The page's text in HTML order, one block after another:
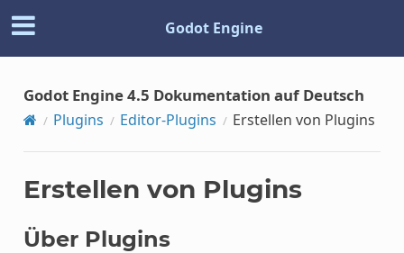
Godot Engine
Godot Engine 4.5 Dokumentation auf Deutsch
Plugins Editor-Plugins Erstellen von Plugins
Erstellen von Plugins
Über Plugins